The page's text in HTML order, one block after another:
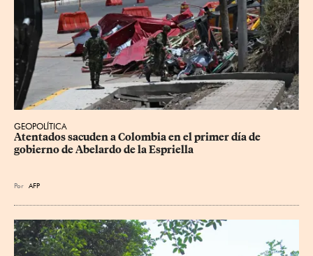
GEOPOLÍTICA
Atentados sacuden a Colombia en el primer día de
gobierno de Abelardo de la Espriella
Por AFP